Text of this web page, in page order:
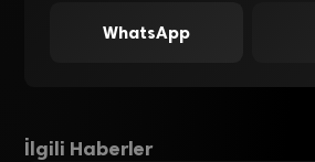
WhatsApp
İlgili Haberler